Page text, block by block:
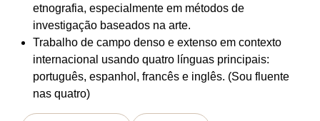
etnografia, especialmente em métodos de
investigação baseados na arte.
Trabalho de campo denso e extenso em contexto
internacional usando quatro línguas principais:
português, espanhol, francês e inglês. (Sou fluente
nas quatro)